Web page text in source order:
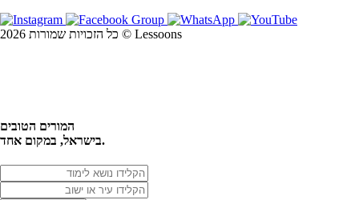
כל הזכויות שמורות 2026 © Lessoons
המורים הטובים
בישראל, במקום אחד.